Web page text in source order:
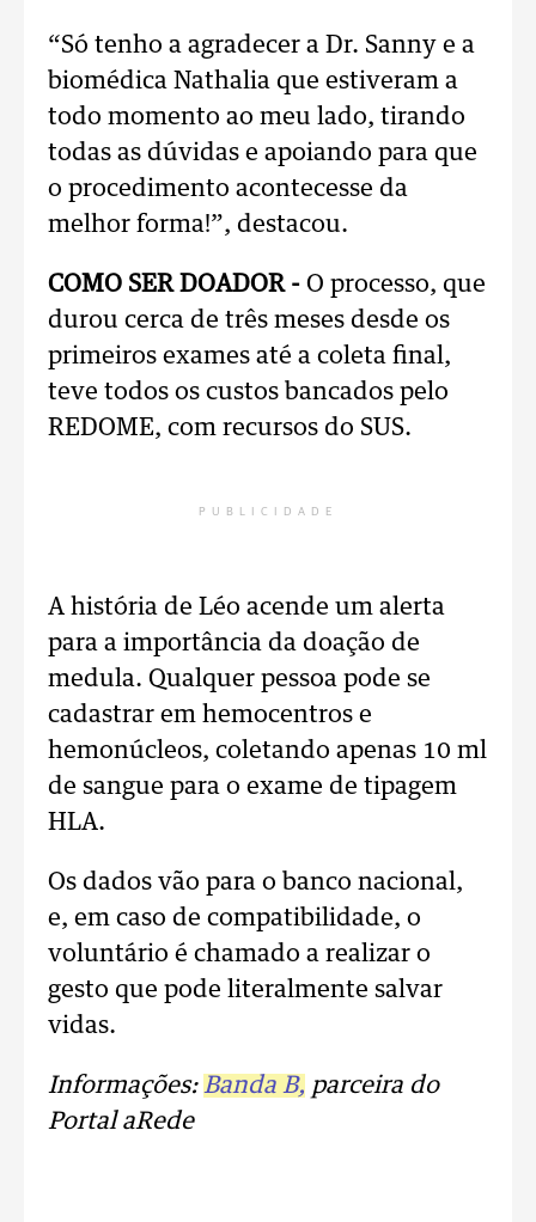
“Só tenho a agradecer a Dr. Sanny e a
biomédica Nathalia que estiveram a
todo momento ao meu lado, tirando
todas as dúvidas e apoiando para que
o procedimento acontecesse da
melhor forma!”, destacou.
COMO SER DOADOR - O processo, que
durou cerca de três meses desde os
primeiros exames até a coleta final,
teve todos os custos bancados pelo
REDOME, com recursos do SUS.
PUBLICIDADE
A história de Léo acende um alerta
para a importância da doação de
medula. Qualquer pessoa pode se
cadastrar em hemocentros e
hemonúcleos, coletando apenas 10 ml
de sangue para o exame de tipagem
HLA.
Os dados vão para o banco nacional,
e, em caso de compatibilidade, o
voluntário é chamado a realizar o
gesto que pode literalmente salvar
vidas.
Informações: Banda B, parceira do
Portal aRede